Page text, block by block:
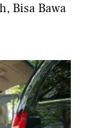
Bisa Bawa